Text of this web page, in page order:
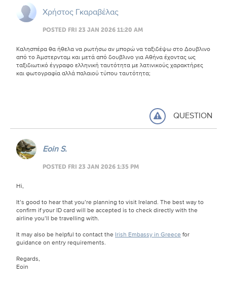
Χρήστος Γκαραβέλας
POSTED FRI 23 JAN 2026 11:20 AM
Καλησπέρα θα ήθελα να ρωτήσω αν μπορώ να ταξιδέψω στο Δουβλινο
από το Άμστερνταμ και μετά από δουβλινο για Αθήνα έχοντας ως
ταξιδιωτικό έγγραφο ελληνική ταυτότητα με λατινικούς χαρακτήρες
και φωτογραφία αλλά παλαιού τύπου ταυτότητα;
QUESTION
Eoin S.
POSTED FRI 23 JAN 2026 1:35 PM
Hi,
It’s good to hear that you’re planning to visit Ireland. The best way to
confirm if your ID card will be accepted is to check directly with the
airline you’ll be travelling with.
It may also be helpful to contact the Irish Embassy in Greece for
guidance on entry requirements.
Regards,
Eoin